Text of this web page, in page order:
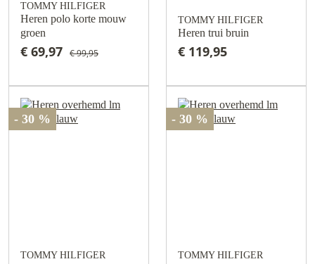
TOMMY HILFIGER
Heren polo korte mouw
groen
€ 69,97 € 99,95
TOMMY HILFIGER
Heren trui bruin
€ 119,95
- 30 %
TOMMY HILFIGER
- 30 %
TOMMY HILFIGER